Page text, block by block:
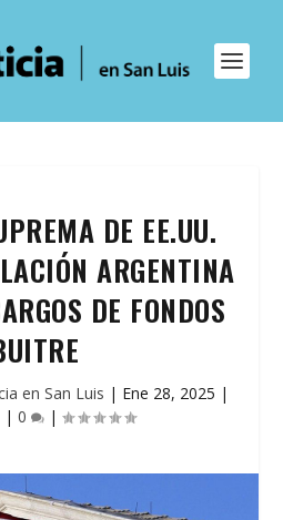
DE EE.UU.
ARGENTINA
DE FONDOS
en San Luis | Ene 28, 2025 |
| 0 |